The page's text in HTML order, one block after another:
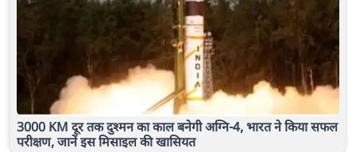
3000 KM दूर तक दुश्मन का काल बनेगी अग्नि-4, भारत ने किया सफल
परीक्षण, जानें इस मिसाइल की खासियत